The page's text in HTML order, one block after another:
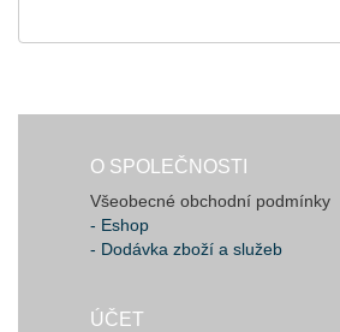
O SPOLEČNOSTI
Všeobecné obchodní podmínky
- Eshop
- Dodávka zboží a služeb
ÚČET